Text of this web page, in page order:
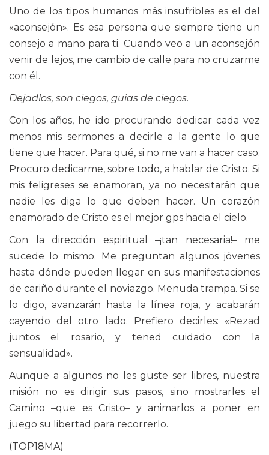
Uno de los tipos humanos más insufribles es el del
«aconsejón». Es esa persona que siempre tiene un
consejo a mano para ti. Cuando veo a un aconsejón
venir de lejos, me cambio de calle para no cruzarme
con él.
Dejad­los, son ciegos, guías de ciegos.
Con los años, he ido procurando dedicar cada vez
menos mis sermones a decirle a la gente lo que
tiene que hacer. Para qué, si no me van a hacer caso.
Procuro dedicarme, sobre todo, a hablar de Cristo. Si
mis feligreses se enamoran, ya no necesitarán que
nadie les diga lo que deben hacer. Un corazón
enamorado de Cristo es el mejor gps hacia el cielo.
Con la dirección espiritual –¡tan necesaria!– me
sucede lo mismo. Me preguntan algunos jóvenes
hasta dónde pueden llegar en sus manifestaciones
de cariño durante el noviazgo. Menuda trampa. Si se
lo digo, avanzarán hasta la línea roja, y acabarán
cayendo del otro lado. Prefiero decirles: «Rezad
juntos el rosario, y tened cuidado con la
sensualidad».
Aunque a algunos no les guste ser libres, nuestra
misión no es dirigir sus pasos, sino mostrarles el
Camino –que es Cristo– y animarlos a poner en
juego su libertad para recorrerlo.
(TOP18MA)